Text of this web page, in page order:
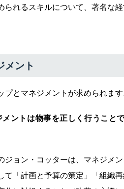
れるスキルについて、著名な
メント
とマネジメントが求められます
メントは物事を正しく行うこ
ジョン・コッターは、マネジメ
て「計画と予算の策定」「組織